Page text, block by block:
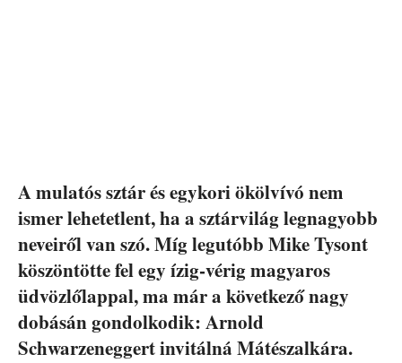
A mulatós sztár és egykori ökölvívó nem
ismer lehetetlent, ha a sztárvilág legnagyobb
neveiről van szó. Míg legutóbb Mike Tysont
köszöntötte fel egy ízig-vérig magyaros
üdvözlőlappal, ma már a következő nagy
dobásán gondolkodik: Arnold
Schwarzeneggert invitálná Mátészalkára.